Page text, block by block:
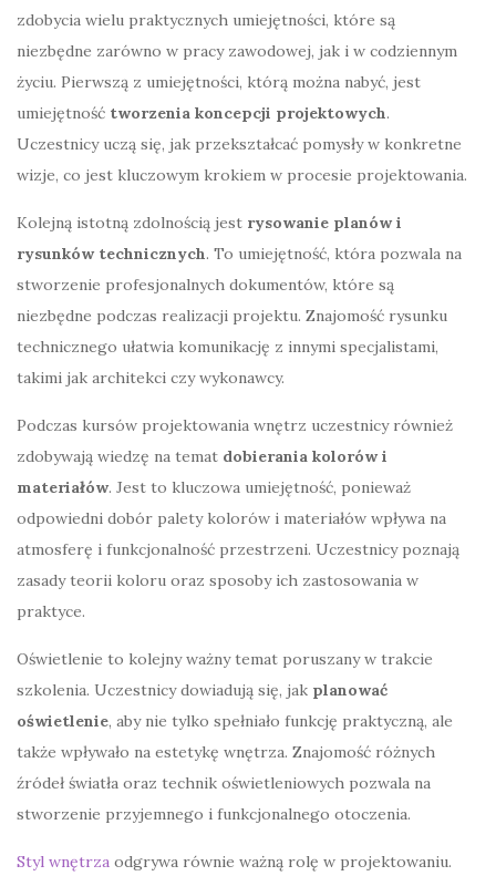
zdobycia wielu praktycznych umiejętności, które są
niezbędne zarówno w pracy zawodowej, jak i w codziennym
życiu. Pierwszą z umiejętności, którą można nabyć, jest
umiejętność tworzenia koncepcji projektowych.
Uczestnicy uczą się, jak przekształcać pomysły w konkretne
wizje, co jest kluczowym krokiem w procesie projektowania.
Kolejną istotną zdolnością jest rysowanie planów i
rysunków technicznych. To umiejętność, która pozwala na
stworzenie profesjonalnych dokumentów, które są
niezbędne podczas realizacji projektu. Znajomość rysunku
technicznego ułatwia komunikację z innymi specjalistami,
takimi jak architekci czy wykonawcy.
Podczas kursów projektowania wnętrz uczestnicy również
zdobywają wiedzę na temat dobierania kolorów i
materiałów. Jest to kluczowa umiejętność, ponieważ
odpowiedni dobór palety kolorów i materiałów wpływa na
atmosferę i funkcjonalność przestrzeni. Uczestnicy poznają
zasady teorii koloru oraz sposoby ich zastosowania w
praktyce.
Oświetlenie to kolejny ważny temat poruszany w trakcie
szkolenia. Uczestnicy dowiadują się, jak planować
oświetlenie, aby nie tylko spełniało funkcję praktyczną, ale
także wpływało na estetykę wnętrza. Znajomość różnych
źródeł światła oraz technik oświetleniowych pozwala na
stworzenie przyjemnego i funkcjonalnego otoczenia.
Styl wnętrza odgrywa równie ważną rolę w projektowaniu.